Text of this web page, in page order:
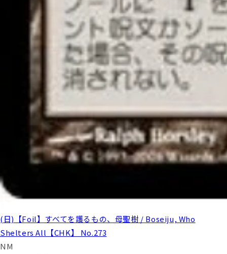
(日)【Foil】すべてを護るもの、母聖樹 / Boseiju, Who
Shelters All【CHK】 No.273
NM